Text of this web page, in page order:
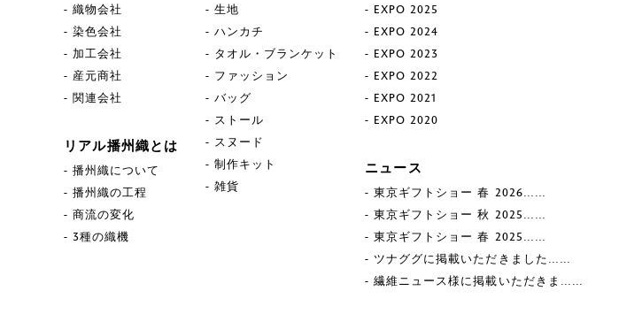
織物会社
染色会社
加工会社
産元商社
関連会社
リアル播州織とは
播州織について
播州織の工程
商流の変化
3種の織機
生地
ハンカチ
タオル・ブランケット
ファッション
バッグ
ストール
スヌード
制作キット
雑貨
EXPO 2025
EXPO 2024
EXPO 2023
EXPO 2022
EXPO 2021
EXPO 2020
ニュース
東京ギフトショー 春 2026……
東京ギフトショー 秋 2025……
東京ギフトショー 春 2025……
ツナググに掲載いただきました……
繊維ニュース様に掲載いただきま……